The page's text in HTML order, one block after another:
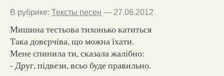
В рубрике: Тексты песен — 27.06.2012
Мишина тестьова тихонько катиться
Така довєрчіва, що можна їхати.
Мене спинила ти, сказала жалібно:
- Друг, підвези, всьо буде правильно.